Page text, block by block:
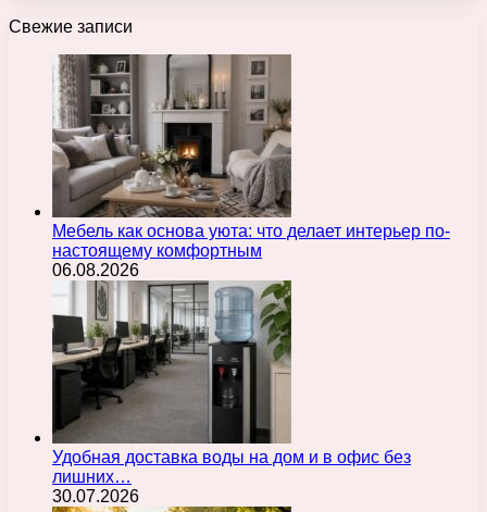
Свежие записи
Мебель как основа уюта: что делает интерьер по-
настоящему комфортным
06.08.2026
Удобная доставка воды на дом и в офис без
лишних…
30.07.2026